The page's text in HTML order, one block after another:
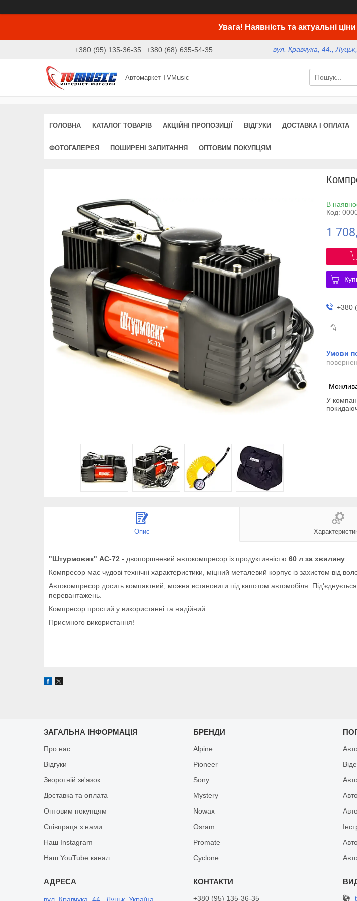
Увага! Наявність та актуальні
+380 (95) 135-36-35 +380 (68) 635-54-35 вул. Кравчука, 44.,
Автомаркет TVMusic
ГОЛОВНА КАТАЛОГ ТОВАРІВ АКЦІЙНІ ПРОПОЗИЦІЇ ВІДГУКИ ДОСТАВКА І ОПЛАТА
ФОТОГАЛЕРЕЯ ПОШИРЕНІ ЗАПИТАННЯ ОПТОВИМ ПОКУПЦЯМ
В
Код:
1
+380
У
Опис
"Штурмовик" АС-72 - двопоршневий автокомпресор із продуктивністю 60 л за хвилину
Компресор має чудові технічні характеристики, міцний металевий корпус із захистом від
Автокомпресор досить компактний, можна встановити під капотом автомобіля.
перевантажень.
Компресор простий у використанні та надійний.
Приємного використання!
ЗАГАЛЬНА ІНФОРМАЦІЯ
Про нас
Відгуки
Зворотній зв'язок
Доставка та оплата
Оптовим покупцям
Співпраця з нами
Наш Instagram
Наш YouTube канал
БРЕНДИ
Alpine
Pioneer
Sony
Mystery
Nowax
Osram
Promate
Cyclone
+380 (95) 135-36-35